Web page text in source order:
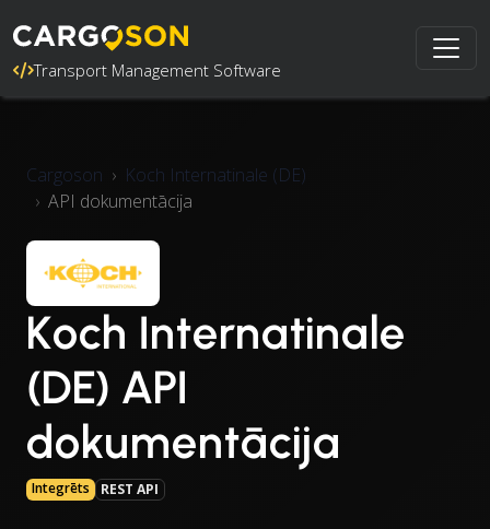
Transport Management Software
Cargoson
Koch Internatinale (DE)
API dokumentācija
Koch Internatinale
(DE) API
dokumentācija
Integrēts REST API